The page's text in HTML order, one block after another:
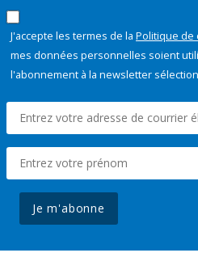
J'accepte les termes de la Politique de
mes données personnelles soient
l'abonnement à la newsletter
Je m'abonne